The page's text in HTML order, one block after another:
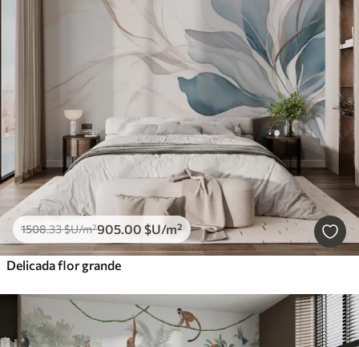
1508.33$U/m²905.00 $U/m²
Delicada flor grande